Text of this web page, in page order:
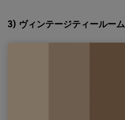
3) ヴィンテージティールーム